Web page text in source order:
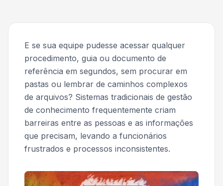
E se sua equipe pudesse acessar qualquer
procedimento, guia ou documento de
referência em segundos, sem procurar em
pastas ou lembrar de caminhos complexos
de arquivos? Sistemas tradicionais de gestão
de conhecimento frequentemente criam
barreiras entre as pessoas e as informações
que precisam, levando a funcionários
frustrados e processos inconsistentes.